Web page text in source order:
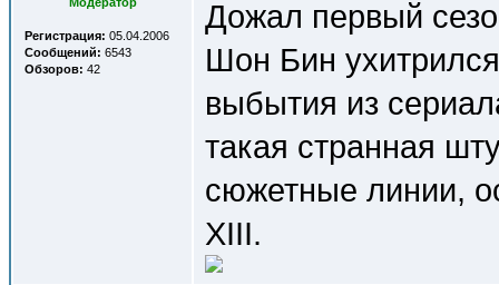
Регистрация: 05.04.2006
Сообщений: 6543
Обзоров: 42
Дожал первый
Шон Бин
выбытия из
такая странная
сюжетные линии,
XIII.